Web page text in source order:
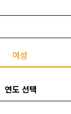
여성
연도 선택